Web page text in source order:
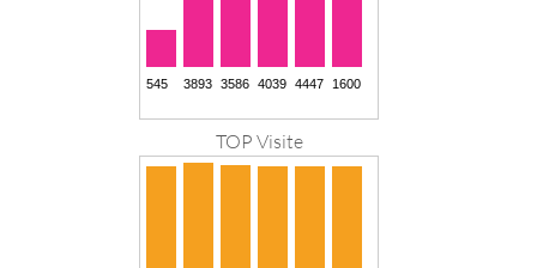
TOP Visite